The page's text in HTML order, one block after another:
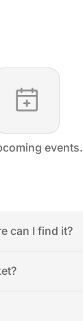
events.
can I find it?